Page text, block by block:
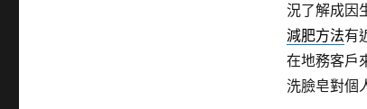
況了解成因
減肥方法有
在地務客戶
洗臉皂對個